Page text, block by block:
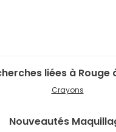
liées à Rouge
Crayons
Nouveautés